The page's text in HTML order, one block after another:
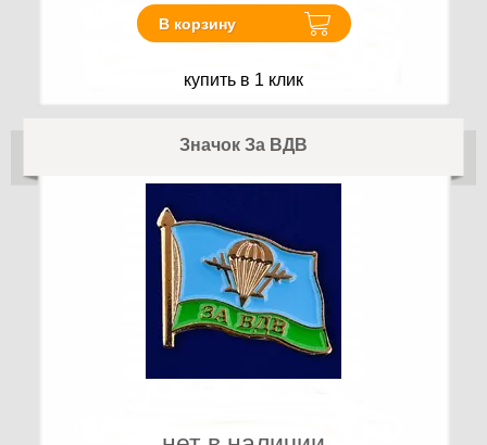
В корзину
купить в 1 клик
Значок За ВДВ